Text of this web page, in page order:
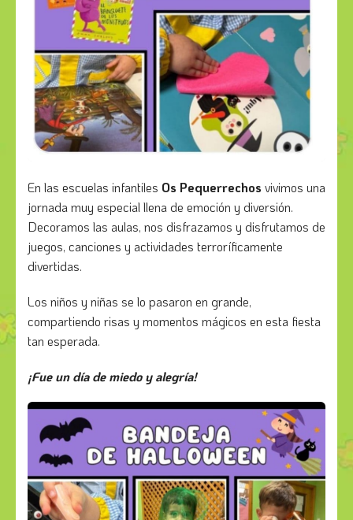
En las escuelas infantiles Os Pequerrechos vivimos una
jornada muy especial llena de emoción y diversión.
Decoramos las aulas, nos disfrazamos y disfrutamos de
juegos, canciones y actividades terroríficamente
divertidas.
Los niños y niñas se lo pasaron en grande,
compartiendo risas y momentos mágicos en esta fiesta
tan esperada.
¡Fue un día de miedo y alegría!